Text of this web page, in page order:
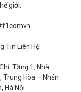
giới.
Tin Liên Hệ:
Tầng 1, Nhà
Trung Hòa – Nhân
Hà Nội